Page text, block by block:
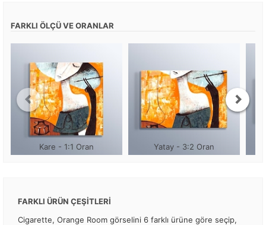
FARKLI ÖLÇÜ VE ORANLAR
Kare - 1:1 Oran Yatay - 3:2 Oran
FARKLI ÜRÜN ÇEŞİTLERİ
Cigarette, Orange Room görselini 6 farklı ürüne göre seçip,